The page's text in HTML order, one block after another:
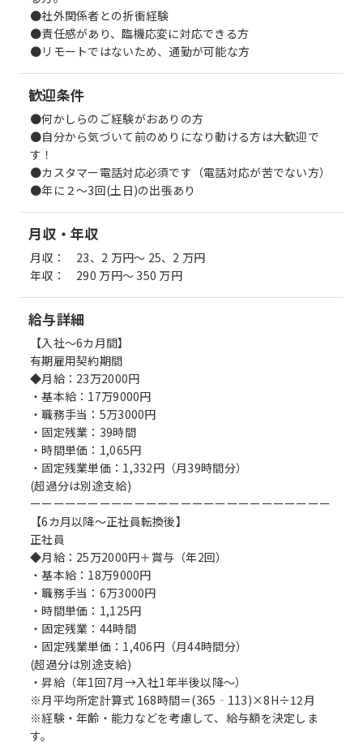
●社外関係者との折衝経験
●責任感があり、臨機応変に対応できる方
●リモートではないため、通勤が可能な方
歓迎条件
●何かしらのご経験がおありの方
●自分から気づいて前のめりになり動ける方は大歓迎で
す！
●カスタマー電話対応必須です（電話対応が苦でない方）
●年に２～3回(土日)の出張あり
月収・年収
月収： 23、2 万円～ 25、2 万円
年収： 290 万円～ 350 万円
給与詳細
【入社～6カ月間】
有期雇用契約期間
◆月給：23万2000円
・基本給：17万9000円
・職務手当：5万3000円
・固定残業：39時間
・時間単価：1,065円
・固定残業単価：1,332円（月39時間分）
(超過分は別途支給)
ーーーーーーーーーーーーーーーーーーーーーーーーーー
【6カ月以降～正社員転換後】
正社員
◆月給：25万2000円＋賞与（年2回）
・基本給：18万9000円
・職務手当：6万3000円
・時間単価：1,125円
・固定残業：44時間
・固定残業単価：1,406円（月44時間分）
(超過分は別途支給)
・昇給（年1回7月→入社1年半後以降～）
※月平均所定計算式 168時間＝(365‐113)×8H÷12月
※経験・年齢・能力などを考慮して、給与額を決定しま
す。